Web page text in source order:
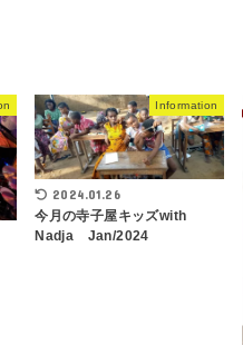
Information
2024.01.26
今月の寺子屋キッズwith
Nadja Jan/2024